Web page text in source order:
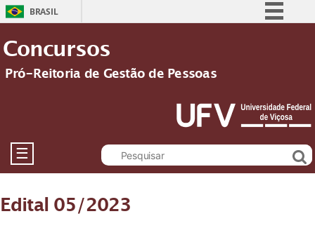
BRASIL
Participe
Acesso à informação
Legislação
Canais
Concursos
Pró-Reitoria de Gestão de Pessoas
☰
Edital 05/2023